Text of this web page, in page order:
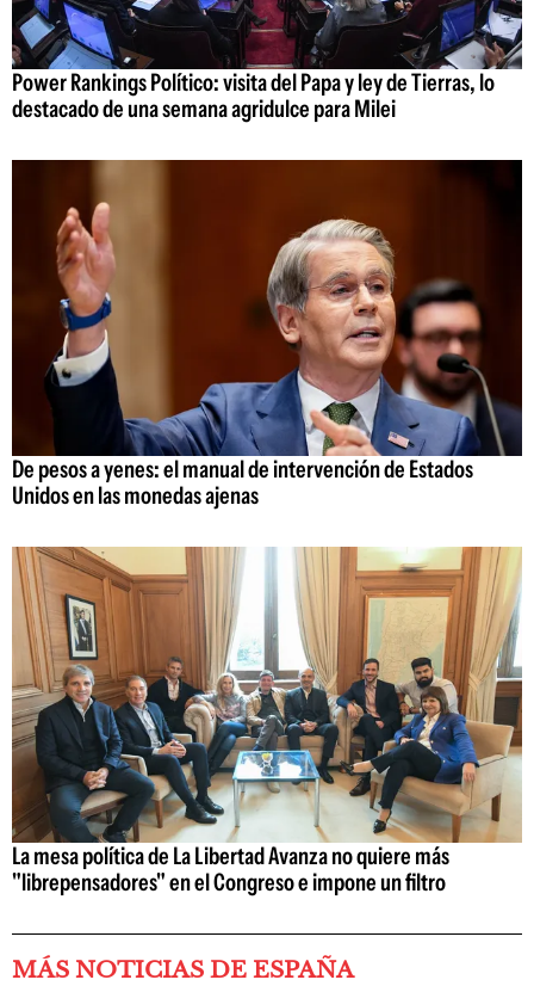
Power Rankings Político: visita del Papa y ley de Tierras, lo
destacado de una semana agridulce para Milei
De pesos a yenes: el manual de intervención de Estados
Unidos en las monedas ajenas
La mesa política de La Libertad Avanza no quiere más
"librepensadores" en el Congreso e impone un filtro
MÁS NOTICIAS DE ESPAÑA